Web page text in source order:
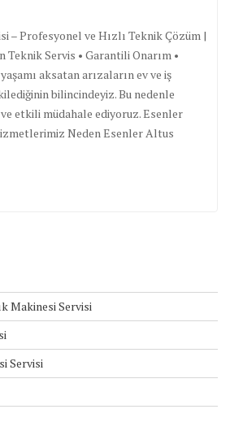
– Profesyonel ve Hızlı Teknik Çözüm |
Teknik Servis • Garantili Onarım •
aksatan arızaların ev ve iş
bilincindeyiz. Bu nedenle
etkili müdahale ediyoruz. Esenler
Neden Esenler Altus
Makinesi Servisi
Servisi